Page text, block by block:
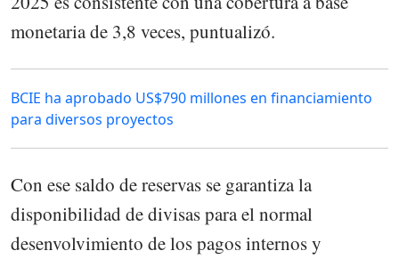
monetaria de 3,8 veces, puntualizó.
BCIE ha aprobado US$790 millones en financiamiento
para diversos proyectos
Con ese saldo de reservas se garantiza la
disponibilidad de divisas para el normal
desenvolvimiento de los pagos internos y